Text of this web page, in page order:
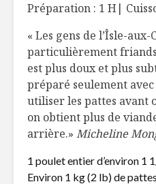
Préparation : 1 H|
« Les gens de l’Îsle-aux-
particulièrement
est plus doux et plus
préparé seulement
utiliser les pattes avant
on obtient plus de
arrière.» Micheline
1 poulet entier d’environ 1
Environ 1 kg (2 lb) de